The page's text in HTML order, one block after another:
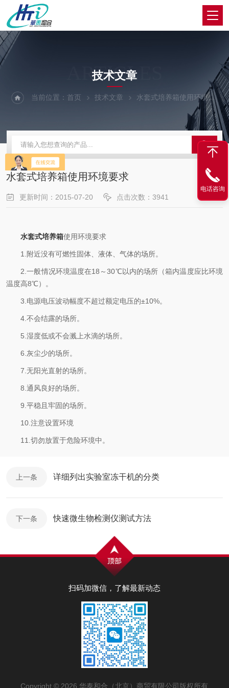
ARTICLES
技术文章
当前位置：首页 技术文章 水套式培养箱使用环境要求
水套式培养箱使用环境要求
更新时间：2015-07-20 点击次数：3941
水套式培养箱使用环境要求
1.附近没有可燃性固体、液体、气体的场所。
2.一般情况环境温度在18～30℃以内的场所（箱内温度应比环境
温度高8℃）。
3.电源电压波动幅度不超过额定电压的±10%。
4.不会结露的场所。
5.湿度低或不会溅上水滴的场所。
6.灰尘少的场所。
7.无阳光直射的场所。
8.通风良好的场所。
9.平稳且牢固的场所。
10.注意设置环境
11.切勿放置于危险环境中。
上一条 详细列出实验室冻干机的分类
下一条 快速微生物检测仪测试方法
扫码加微信，了解最新动态
Copyright © 2026 华泰和合（北京）商贸有限公司版权所有
电话咨询